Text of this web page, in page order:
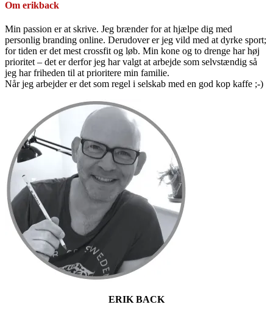
Om erikback
Min passion er at skrive. Jeg brænder for at hjælpe dig med
personlig branding online. Derudover er jeg vild med at dyrke sport;
for tiden er det mest crossfit og løb. Min kone og to drenge har høj
prioritet – det er derfor jeg har valgt at arbejde som selvstændig så
jeg har friheden til at prioritere min familie.
Når jeg arbejder er det som regel i selskab med en god kop kaffe ;-)
Sidebar
ERIK BACK